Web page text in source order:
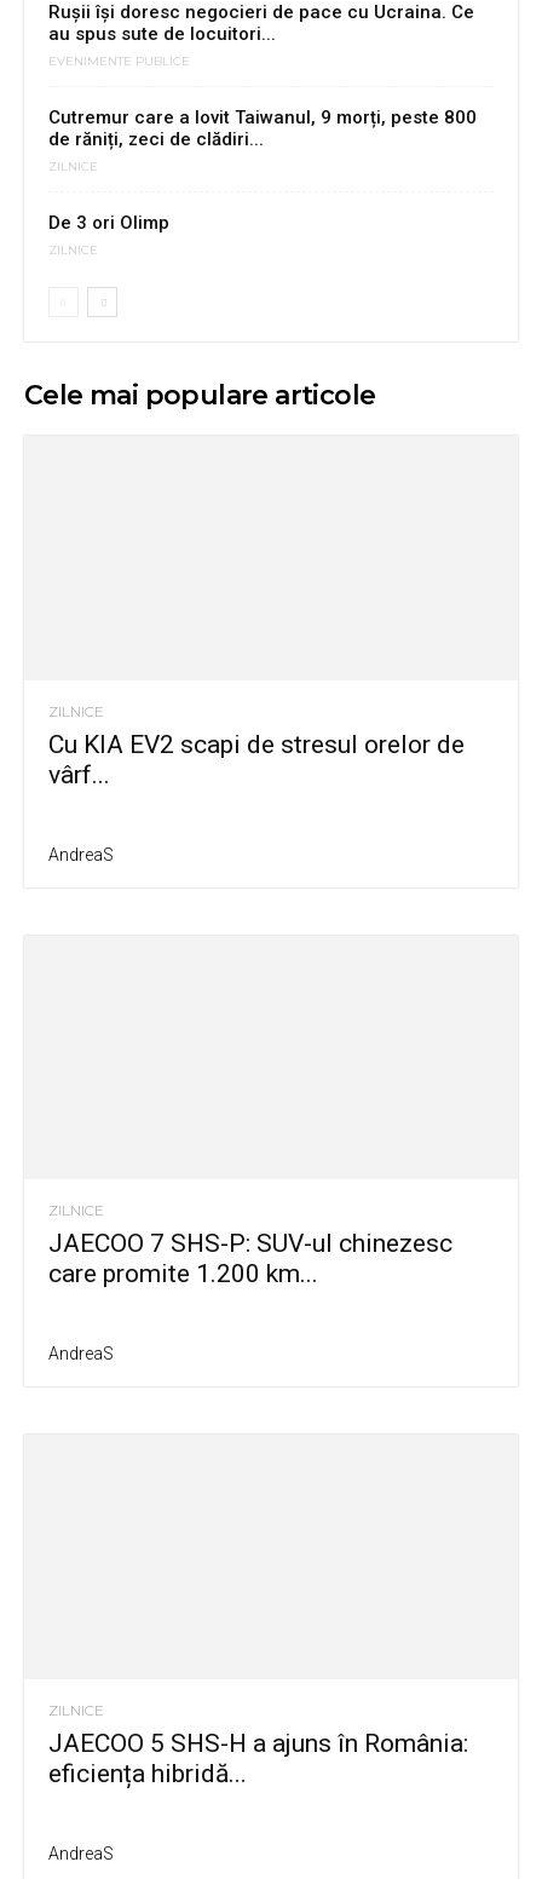
Rușii își doresc negocieri de pace cu Ucraina. Ce
au spus sute de locuitori...
EVENIMENTE PUBLICE
Cutremur care a lovit Taiwanul, 9 morți, peste 800
de răniți, zeci de clădiri...
ZILNICE
De 3 ori Olimp
ZILNICE
Cele mai populare articole
ZILNICE
Cu KIA EV2 scapi de stresul orelor de
vârf...
AndreaS
ZILNICE
JAECOO 7 SHS-P: SUV-ul chinezesc
care promite 1.200 km...
AndreaS
ZILNICE
JAECOO 5 SHS-H a ajuns în România:
eficiența hibridă...
AndreaS